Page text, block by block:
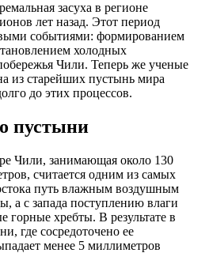
засуха в регионе
лет назад. Этот период
событиями: формированием
холодных
Чили. Теперь же ученые
из старейших пустынь мира
до этих процессов.
пустыни
Чили, занимающая около 130
считается одним из самых
путь влажным воздушным
а с запада поступлению влаги
горные хребты. В результате в
где сосредоточено ее
менее 5 миллиметров